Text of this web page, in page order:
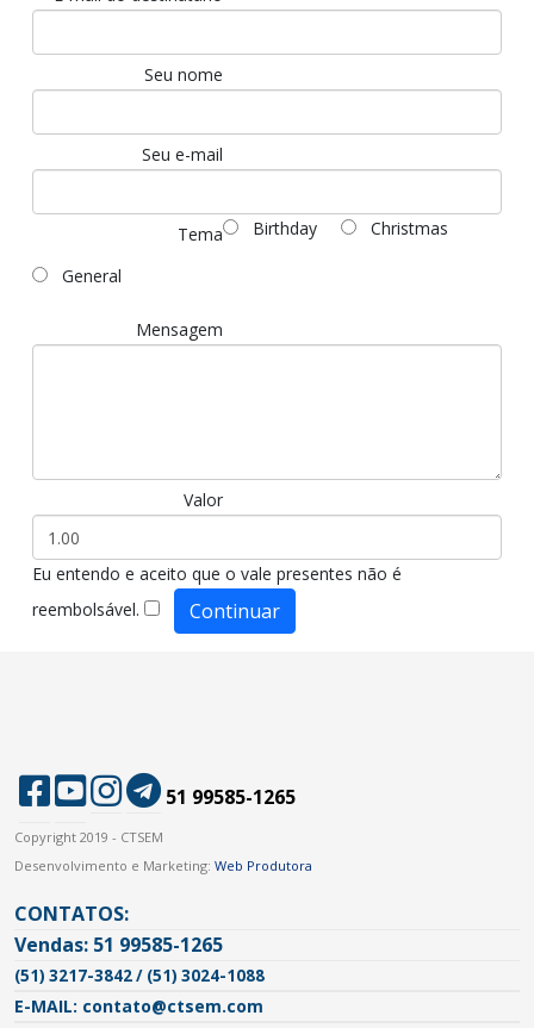
Seu nome
Seu e-mail
Tema Birthday Christmas
General
Mensagem
Valor
Eu entendo e aceito que o vale presentes não é
reembolsável.
51 99585-1265
Copyright 2019 - CTSEM
Desenvolvimento e Marketing: Web Produtora
CONTATOS:
Vendas: 51 99585-1265
(51) 3217-3842 / (51) 3024-1088
E-MAIL: contato@ctsem.com